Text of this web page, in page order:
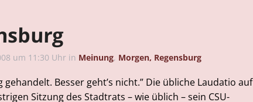
um 11:30 Uhr in Meinung, Morgen, Regensburg
Besser geht’s nicht.” Die übliche Laudatio auf
Sitzung des Stadtrats – wie üblich – sein CSU-